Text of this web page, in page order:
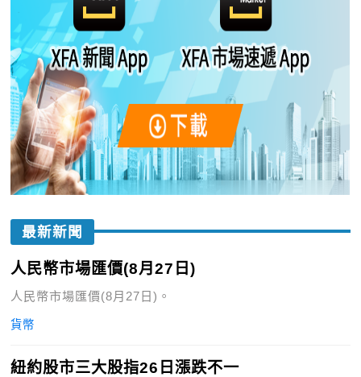
最新新聞
人民幣市場匯價(8月27日)
人民幣市場匯價(8月27日)。
貨幣
紐約股市三大股指26日漲跌不一